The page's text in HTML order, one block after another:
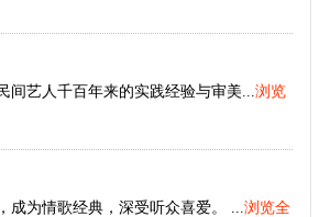
间艺人千百年来的实践经验与审美...浏览
成为情歌经典，深受听众喜爱。 ...浏览全